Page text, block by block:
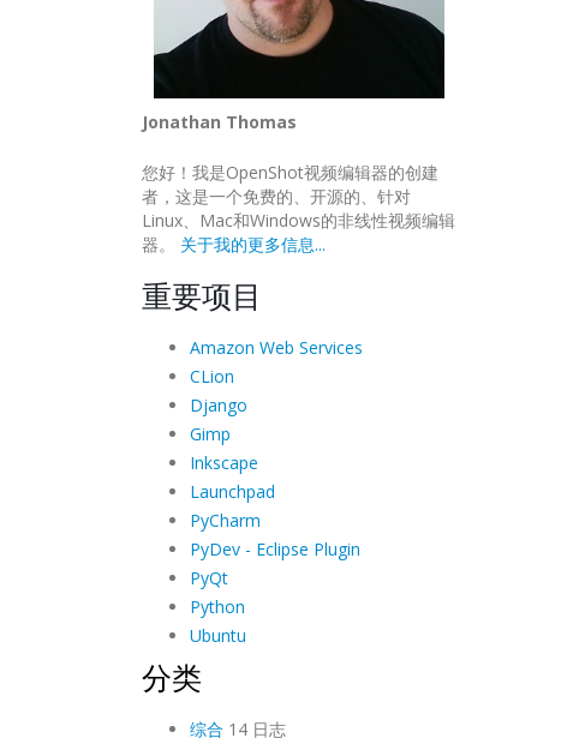
Jonathan Thomas
您好！我是OpenShot视频编辑器的创建
者，这是一个免费的、开源的、针对
Linux、Mac和Windows的非线性视频编辑
器。 关于我的更多信息...
重要项目
Amazon Web Services
CLion
Django
Gimp
Inkscape
Launchpad
PyCharm
PyDev - Eclipse Plugin
PyQt
Python
Ubuntu
分类
综合 14 日志